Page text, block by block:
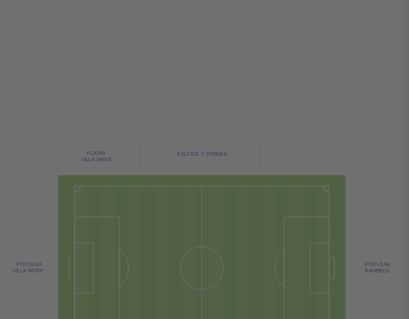
PALCOS Y PRENSA
POPULAR
BANFIELD
POPULAR
VILLA MITRE
PLATEA
VILLA MITRE